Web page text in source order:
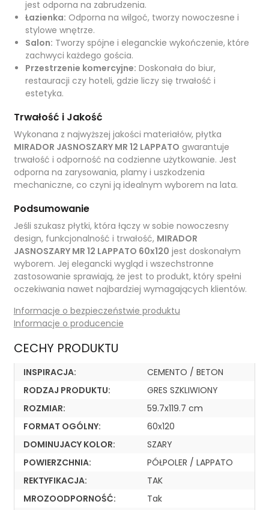
jest odporna na zabrudzenia.
Łazienka: Odporna na wilgoć, tworzy nowoczesne i
stylowe wnętrze.
Salon: Tworzy spójne i eleganckie wykończenie, które
zachwyci każdego gościa.
Przestrzenie komercyjne: Doskonała do biur,
restauracji czy hoteli, gdzie liczy się trwałość i
estetyka.
Trwałość i Jakość
Wykonana z najwyższej jakości materiałów, płytka
MIRADOR JASNOSZARY MR 12 LAPPATO gwarantuje
trwałość i odporność na codzienne użytkowanie. Jest
odporna na zarysowania, plamy i uszkodzenia
mechaniczne, co czyni ją idealnym wyborem na lata.
Podsumowanie
Jeśli szukasz płytki, która łączy w sobie nowoczesny
design, funkcjonalność i trwałość, MIRADOR
JASNOSZARY MR 12 LAPPATO 60x120 jest doskonałym
wyborem. Jej elegancki wygląd i wszechstronne
zastosowanie sprawiają, że jest to produkt, który spełni
oczekiwania nawet najbardziej wymagających klientów.
Informacje o bezpieczeństwie produktu
Informacje o producencie
CECHY PRODUKTU
INSPIRACJA:
CEMENTO / BETON
RODZAJ PRODUKTU:
GRES SZKLIWIONY
ROZMIAR:
59.7x119.7 cm
FORMAT OGÓLNY:
60x120
DOMINUJACY KOLOR:
SZARY
POWIERZCHNIA:
PÓŁPOLER / LAPPATO
REKTYFIKACJA:
TAK
MROZOODPORNOŚĆ:
Tak